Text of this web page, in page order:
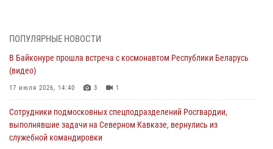
03 августа 2026, 15:08 1
В Подмосковье отметили годовщину со Дня образования ОМОН
«Пересвет»
02 августа 2026, 18:01
Офицер подмосковного главка Росгвардии стал гостем эфира
«Радио 1»
01 августа 2026, 17:57
ПОПУЛЯРНЫЕ НОВОСТИ
В Байконуре прошла встреча с космонавтом Республики Беларусь
(видео)
17 июля 2026, 14:40 3 1
Сотрудники подмосковных спецподразделений Росгвардии,
выполнявшие задачи на Северном Кавказе, вернулись из
служебной командировки